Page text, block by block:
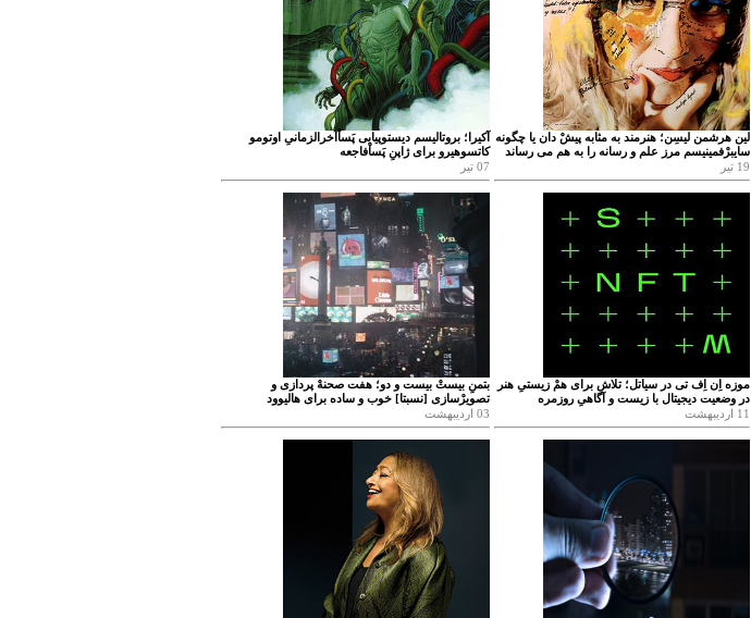
لین هرشمن لیسِن؛ هنرمند به مثابه پیشْ دان یا چگونه
سایبرْفمینیسم مرز علم و رسانه را به هم می رساند
19 تیر
آکیرا؛ بروتالیسم دیستوپیایی پَساْآخرالزمانیِ اوتومو
کاتسوهیرو برای ژاپنِ پَساْفاجعه
07 تیر
موزه اِن اِف تی در سیاتل؛ تلاش برای همْ زیستیِ هنر
در وضعیت دیجیتال با زیست و آگاهیِ روزمره
11 اردیبهشت
بتمنِ بیستْ بیست و دو؛ هفت صحنهْ پردازی و
تصویرْسازی [نسبتا] خوب و ساده برای هالیوود
03 اردیبهشت